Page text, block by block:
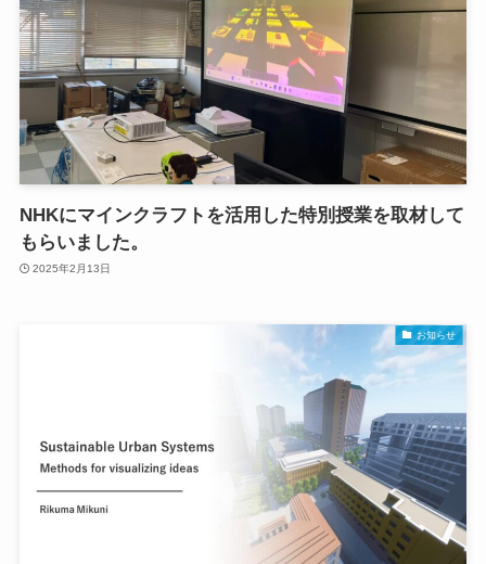
NHKにマインクラフトを活用した特別授業を取材して
もらいました。
2025年2月13日
お知らせ